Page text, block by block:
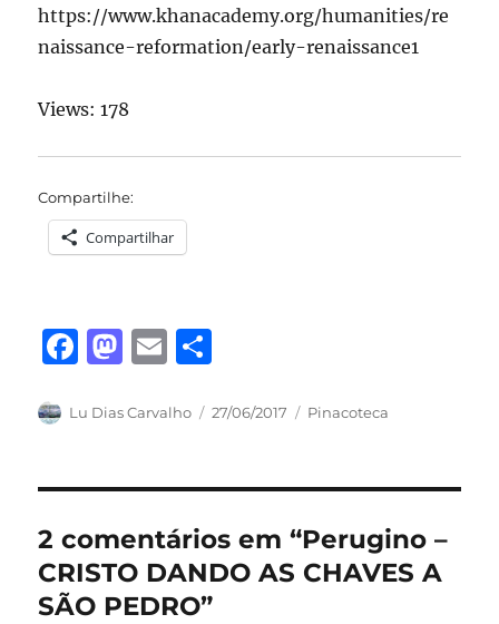
https://www.khanacademy.org/humanities/re
naissance-reformation/early-renaissance1
Views: 178
Compartilhe:
Compartilhar
F
c
b
o
o
k
M
st
d
o
n
E
ai a
Autor
Lu Dias Carvalho
Publicado
27/06/2017 Categorias
Pinacoteca
2 comentários em “Perugino –
CRISTO DANDO AS CHAVES A
SÃO PEDRO”